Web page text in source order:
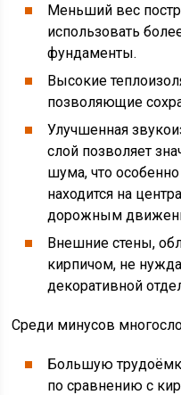
Меньший вес
использовать
фундаменты.
Высокие
позволяющие
Улучшенная
слой позволяет
шума, что
находится на
дорожным
Внешние стены,
кирпичом, не
декоративной
Среди минусов
Большую
по сравнению с